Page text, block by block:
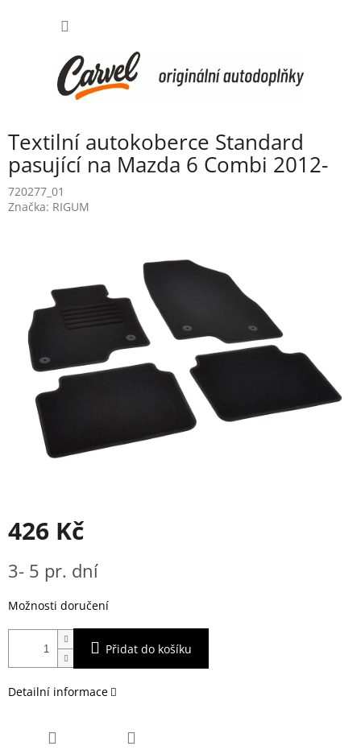
Textilní autokoberce Standard
pasující na Mazda 6 Combi 2012-
720277_01
Značka: RIGUM
426 Kč
cena:
3- 5 pr. dní
Možnosti doručení
Přidat do košíku
Detailní informace